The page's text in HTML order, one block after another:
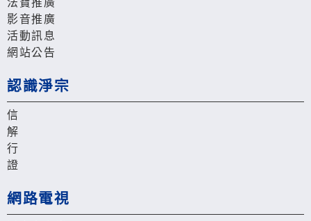
法寶推廣
影音推廣
活動訊息
網站公告
認識淨宗
信
解
行
證
網路電視